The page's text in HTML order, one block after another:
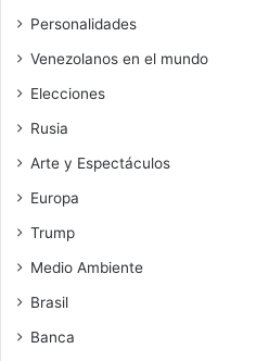
Personalidades
Venezolanos en el mundo
Elecciones
Rusia
Arte y Espectáculos
Europa
Trump
Medio Ambiente
Brasil
Banca